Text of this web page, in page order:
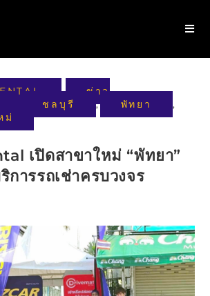
,
ข่าว
ชลบุรี , พัทยา ,
ม่
เปิดสาขาใหม่ “พัทยา”
การรถเช่าครบวงจร